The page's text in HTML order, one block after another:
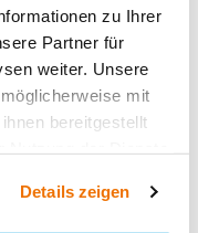
zu Ihrer
Partner für
weiter. Unsere
mit
bereitgestellt
Details zeigen